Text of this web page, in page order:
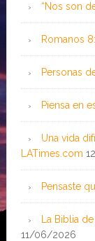
“Nos son
Romanos
Personas
Piensa en
Una vida
LATimes.com
Pensaste
La Biblia
11/06/2026